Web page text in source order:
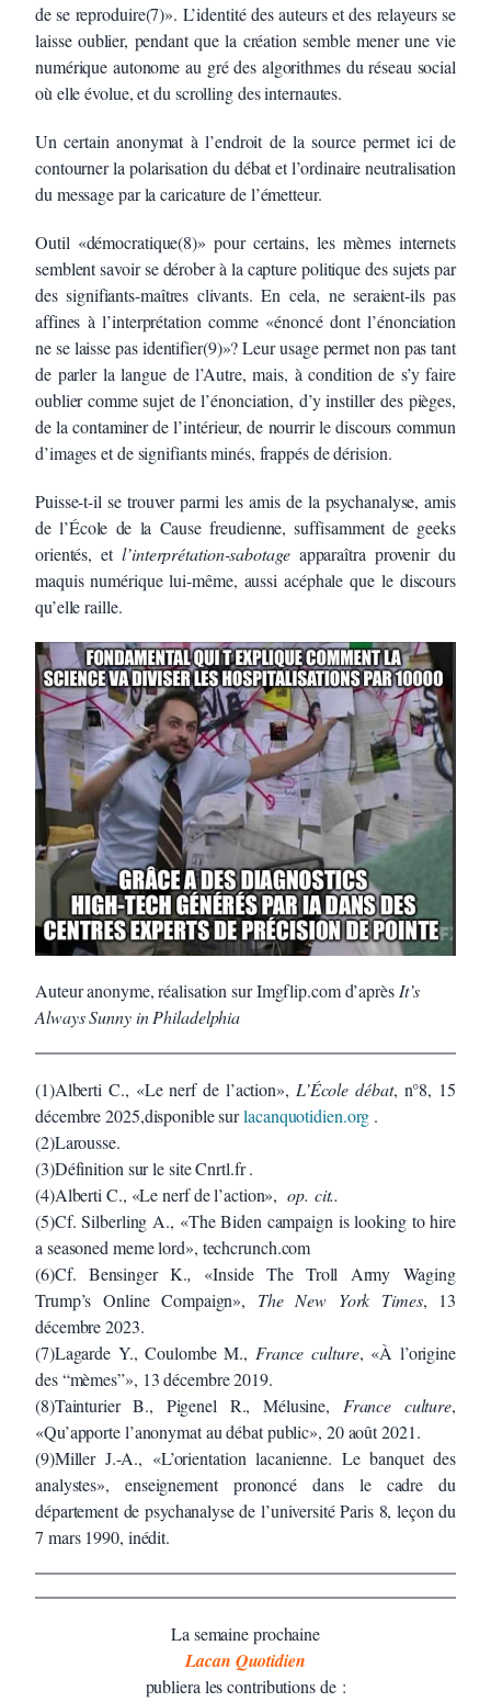
de se reproduire(7)». L’identité des auteurs et des relayeurs se
laisse oublier, pendant que la création semble mener une vie
numérique autonome au gré des algorithmes du réseau social
où elle évolue, et du scrolling des internautes.
Un certain anonymat à l’endroit de la source permet ici de
contourner la polarisation du débat et l’ordinaire neutralisation
du message par la caricature de l’émetteur.
Outil «démocratique(8)» pour certains, les mèmes internets
semblent savoir se dérober à la capture politique des sujets par
des signifiants-maîtres clivants. En cela, ne seraient-ils pas
affines à l’interprétation comme «énoncé dont l’énonciation
ne se laisse pas identifier(9)»? Leur usage permet non pas tant
de parler la langue de l’Autre, mais, à condition de s’y faire
oublier comme sujet de l’énonciation, d’y instiller des pièges,
de la contaminer de l’intérieur, de nourrir le discours commun
d’images et de signifiants minés, frappés de dérision.
Puisse-t-il se trouver parmi les amis de la psychanalyse, amis
de l’École de la Cause freudienne, suffisamment de geeks
orientés, etl’interprétation-sabotageapparaîtra provenir du
maquis numérique lui-même, aussi acéphale que le discours
qu’elle raille.
Auteur anonyme, réalisation sur Imgflip.com d’après It’s
Always Sunny in Philadelphia
(1)Alberti C., «Le nerf de l’action», L’École débat, n°8, 15
décembre 2025,disponible surlacanquotidien.org .
(2)Larousse.
(3)Définition sur le site Cnrtl.fr .
(4)Alberti C., «Le nerf de l’action»,op. cit..
(5)Cf. Silberling A., «The Biden campaign is looking to hire
a seasoned meme lord», techcrunch.com
(6)Cf. Bensinger K., «Inside The Troll Army Waging
Trump’s Online Compaign», The New York Times, 13
décembre 2023.
(7)Lagarde Y., Coulombe M., France culture, «À l’origine
des “mèmes”», 13 décembre 2019.
(8)Tainturier B., Pigenel R., Mélusine, France culture,
«Qu’apporte l’anonymat au débat public», 20 août 2021.
(9)Miller J.-A., «L’orientation lacanienne. Le banquet des
analystes», enseignement prononcé dans le cadre du
département de psychanalyse de l’université Paris 8, leçon du
7 mars 1990, inédit.
La semaine prochaine
Lacan Quotidien
publiera les contributions de :